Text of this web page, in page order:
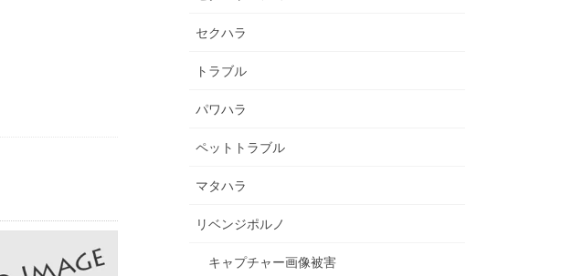
セクハラ
トラブル
パワハラ
ペットトラブル
マタハラ
リベンジポルノ
キャプチャー画像被害